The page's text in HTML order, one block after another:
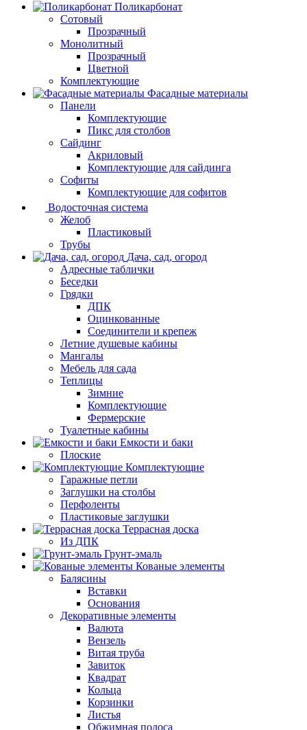
Поликарбонат
Сотовый
Прозрачный
Монолитный
Прозрачный
Цветной
Комплектующие
Фасадные материалы
Панели
Комплектующие
Пикс для столбов
Сайдинг
Акриловый
Комплектующие для сайдинга
Софиты
Комплектующие для софитов
Водосточная система
Желоб
Пластиковый
Трубы
Дача, сад, огород
Адресные таблички
Беседки
Грядки
ДПК
Оцинкованные
Соединители и крепеж
Летние душевые кабины
Мангалы
Мебель для сада
Теплицы
Зимние
Комплектующие
Фермерские
Туалетные кабины
Емкости и баки
Плоские
Комплектующие
Гаражные петли
Заглушки на столбы
Перфоленты
Пластиковые заглушки
Террасная доска
Из ДПК
Грунт-эмаль
Кованые элементы
Балясины
Вставки
Основания
Декоративные элементы
Валюта
Вензель
Витая труба
Завиток
Квадрат
Кольца
Корзинки
Листья
Обжимная полоса